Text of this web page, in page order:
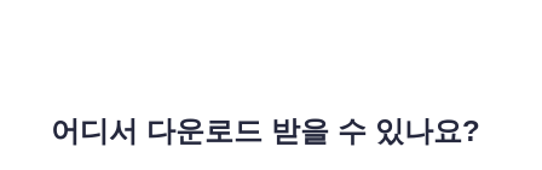
어디서 다운로드 받을 수 있나요?